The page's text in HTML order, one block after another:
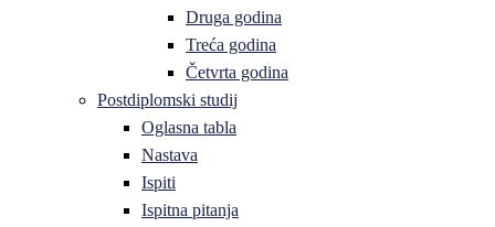
Druga godina
Treća godina
Četvrta godina
Postdiplomski studij
Oglasna tabla
Nastava
Ispiti
Ispitna pitanja